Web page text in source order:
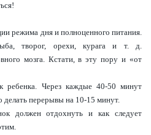
режима дня и полноценного питания.
творог, орехи, курага и т. д.
мозга. Кстати, в эту пору и «от
ребенка. Через каждые 40-50 минут
делать перерывы на 10-15 минут.
должен отдохнуть и как следует